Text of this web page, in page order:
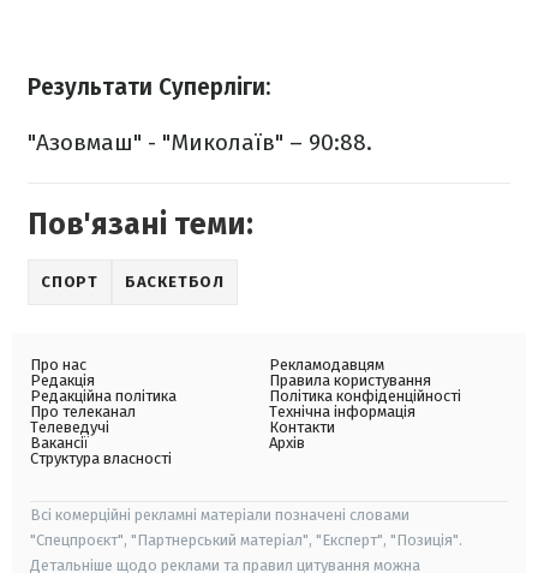
Результати Суперліги:
"Азовмаш" - "Миколаїв" – 90:88.
Пов'язані теми:
СПОРТ БАСКЕТБОЛ
Про нас
Редакція
Редакційна політика
Про телеканал
Телеведучі
Вакансії
Структура власності
Рекламодавцям
Правила користування
Політика конфіденційності
Технічна інформація
Контакти
Архів
Всі комерційні рекламні матеріали позначені словами
"Спецпроєкт", "Партнерський матеріал", "Експерт", "Позиція".
Детальніше щодо реклами та правил цитування можна